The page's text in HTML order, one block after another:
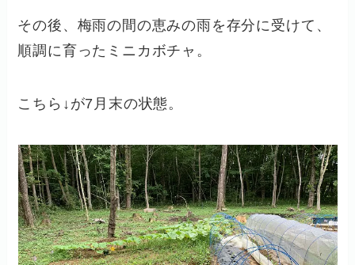
その後、梅雨の間の恵みの雨を存分に受けて、
順調に育ったミニカボチャ。
こちら↓が7月末の状態。